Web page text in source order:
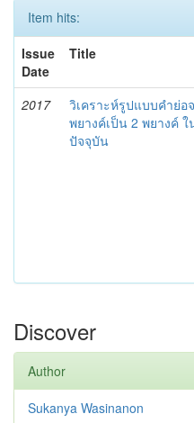
Item hits:
Issue
Date
Title
2017
วิเคราะห์รูปแบบคำย่อ
พยางค์เป็น 2 พยางค์
ปัจจุบัน
Discover
Author
Sukanya Wasinanon